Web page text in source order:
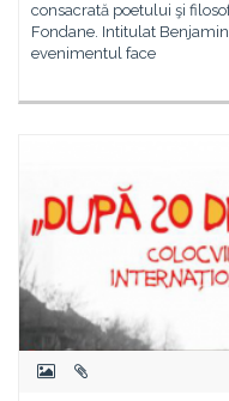
consacrată poetului şi
Fondane. Intitulat
evenimentul face